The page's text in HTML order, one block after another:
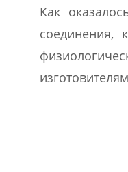
Как
соединения,